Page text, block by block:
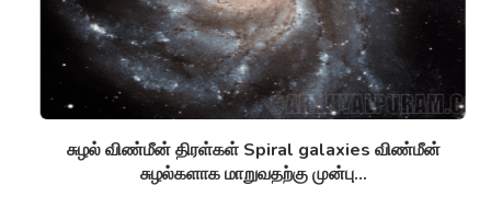
சுழல் விண்மீன் திரள்கள் Spiral galaxies விண்மீன்
சுழல்களாக மாறுவதற்கு முன்பு...